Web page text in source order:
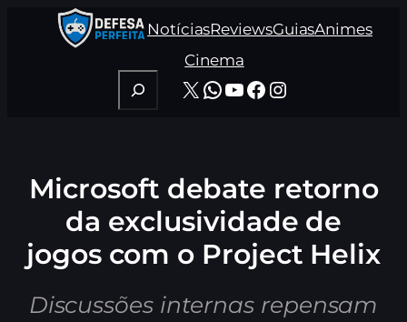
NotíciasReviewsGuiasAnimes
Cinema
Pesquisar
X WhatsApp
Youtube
Facebook
Instagram
Microsoft debate retorno
da exclusividade de
jogos com o Project Helix
Discussões internas repensam